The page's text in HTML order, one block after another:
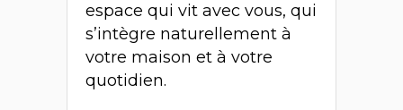
espace qui vit avec vous, qui
s’intègre naturellement à
votre maison et à votre
quotidien.